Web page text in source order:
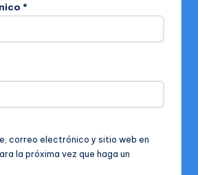
*
correo electrónico y sitio web en
la próxima vez que haga un